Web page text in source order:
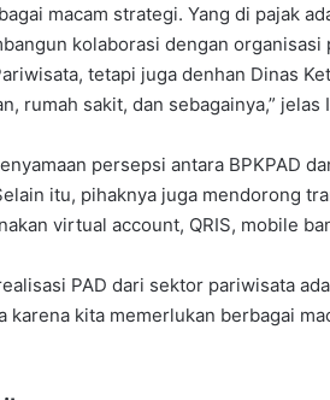
macam strategi. Yang di pajak
kolaborasi dengan organisasi
tetapi juga denhan Dinas
rumah sakit, dan sebagainya,” jelas
persepsi antara BPKPAD
itu, pihaknya juga mendorong
virtual account, QRIS, mobile
PAD dari sektor pariwisata
karena kita memerlukan berbagai